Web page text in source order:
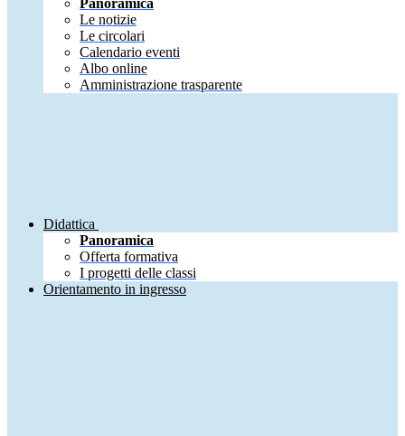
Panoramica
Le notizie
Le circolari
Calendario eventi
Albo online
Amministrazione trasparente
Didattica
Panoramica
Offerta formativa
I progetti delle classi
Orientamento in ingresso